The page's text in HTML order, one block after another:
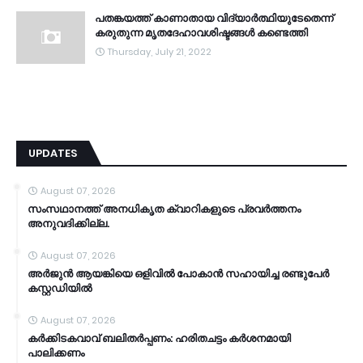
പതങ്കയത്ത് കാണാതായ വിദ്യാർത്ഥിയുടേതെന്ന്
കരുതുന്ന മൃതദേഹാവശിഷ്ടങ്ങൾ കണ്ടെത്തി
Thursday, July 21, 2022
UPDATES
August 07, 2026
സംസഥാനത്ത് അനധികൃത ക്വാറികളുടെ പ്രവര്‍ത്തനം
അനുവദിക്കില്ല.
August 07, 2026
അര്‍ജുന്‍ ആയങ്കിയെ ഒളിവില്‍ പോകാന്‍ സഹായിച്ച രണ്ടുപേര്‍
കസ്റ്റഡിയിൽ
August 07, 2026
കര്‍ക്കിടകവാവ് ബലിതര്‍പ്പണം: ഹരിതചട്ടം കര്‍ശനമായി
പാലിക്കണം